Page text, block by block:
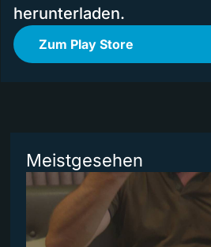
herunterladen.
Zum Play Store
Meistgesehen